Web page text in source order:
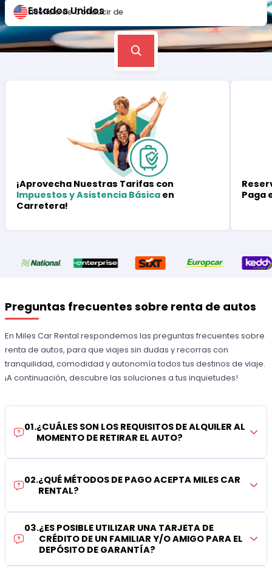
Licencia de Conducir de
Estados Unidos
¡Aprovecha Nuestras Tarifas con
Impuestos y Asistencia Básica en
Carretera!
Paga
Preguntas frecuentes sobre renta de autos
En Miles Car Rental respondemos las preguntas frecuentes sobre
renta de autos, para que viajes sin dudas y recorras con
tranquilidad, comodidad y autonomía todos tus destinos de viaje.
¡A continuación, descubre las soluciones a tus inquietudes!
01.¿CUÁLES SON LOS REQUISITOS DE ALQUILER AL
MOMENTO DE RETIRAR EL AUTO?
02.¿QUÉ MÉTODOS DE PAGO ACEPTA MILES CAR
RENTAL?
03.¿ES POSIBLE UTILIZAR UNA TARJETA DE
CRÉDITO DE UN FAMILIAR Y/O AMIGO PARA EL
DEPÓSITO DE GARANTÍA?